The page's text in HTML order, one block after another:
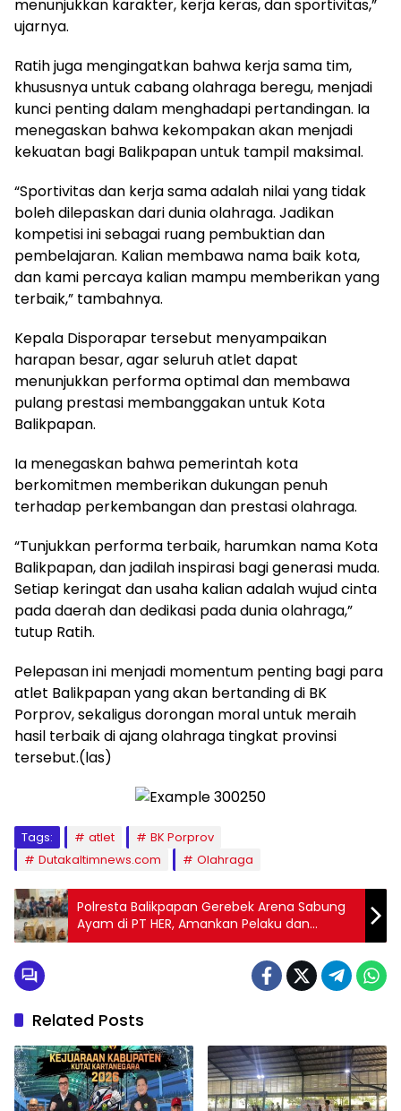
menunjukkan karakter, kerja keras, dan sportivitas,”
ujarnya.
Ratih juga mengingatkan bahwa kerja sama tim,
khususnya untuk cabang olahraga beregu, menjadi
kunci penting dalam menghadapi pertandingan. Ia
menegaskan bahwa kekompakan akan menjadi
kekuatan bagi Balikpapan untuk tampil maksimal.
“Sportivitas dan kerja sama adalah nilai yang tidak
boleh dilepaskan dari dunia olahraga. Jadikan
kompetisi ini sebagai ruang pembuktian dan
pembelajaran. Kalian membawa nama baik kota,
dan kami percaya kalian mampu memberikan yang
terbaik,” tambahnya.
Kepala Disporapar tersebut menyampaikan
harapan besar, agar seluruh atlet dapat
menunjukkan performa optimal dan membawa
pulang prestasi membanggakan untuk Kota
Balikpapan.
Ia menegaskan bahwa pemerintah kota
berkomitmen memberikan dukungan penuh
terhadap perkembangan dan prestasi olahraga.
“Tunjukkan performa terbaik, harumkan nama Kota
Balikpapan, dan jadilah inspirasi bagi generasi muda.
Setiap keringat dan usaha kalian adalah wujud cinta
pada daerah dan dedikasi pada dunia olahraga,”
tutup Ratih.
Pelepasan ini menjadi momentum penting bagi para
atlet Balikpapan yang akan bertanding di BK
Porprov, sekaligus dorongan moral untuk meraih
hasil terbaik di ajang olahraga tingkat provinsi
tersebut.(las)
Tags: atlet
BK Porprov
Dutakaltimnews.com
Olahraga
Polresta Balikpapan Gerebek Arena Sabung
Ayam di PT HER, Amankan Pelaku dan
Puluhan Barang Bukti
Related Posts